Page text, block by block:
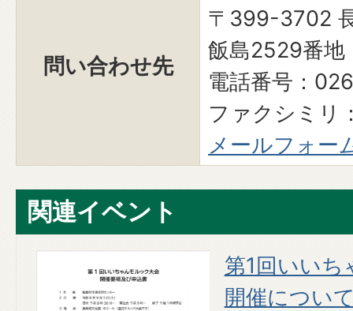
問い合わせ先
〒399-3702
飯島2529番地
電話番号：
ファクシミ
メールフォー
関連イベント
第1回いいち
開催につい